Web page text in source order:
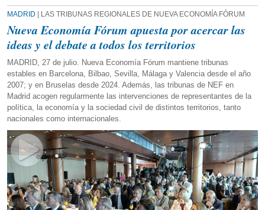
MADRID | LAS TRIBUNAS REGIONALES DE NUEVA ECONOMÍA FÓRUM
Nueva Economía Fórum apuesta por acercar las
ideas y el debate a todos los territorios
MADRID, 27 de julio. Nueva Economía Fórum mantiene tribunas
estables en Barcelona, Bilbao, Sevilla, Málaga y Valencia desde el año
2007; y en Bruselas desde 2024. Además, las tribunas de NEF en
Madrid acogen regularmente las intervenciones de representantes de la
política, la economía y la sociedad civil de distintos territorios, tanto
nacionales como internacionales.